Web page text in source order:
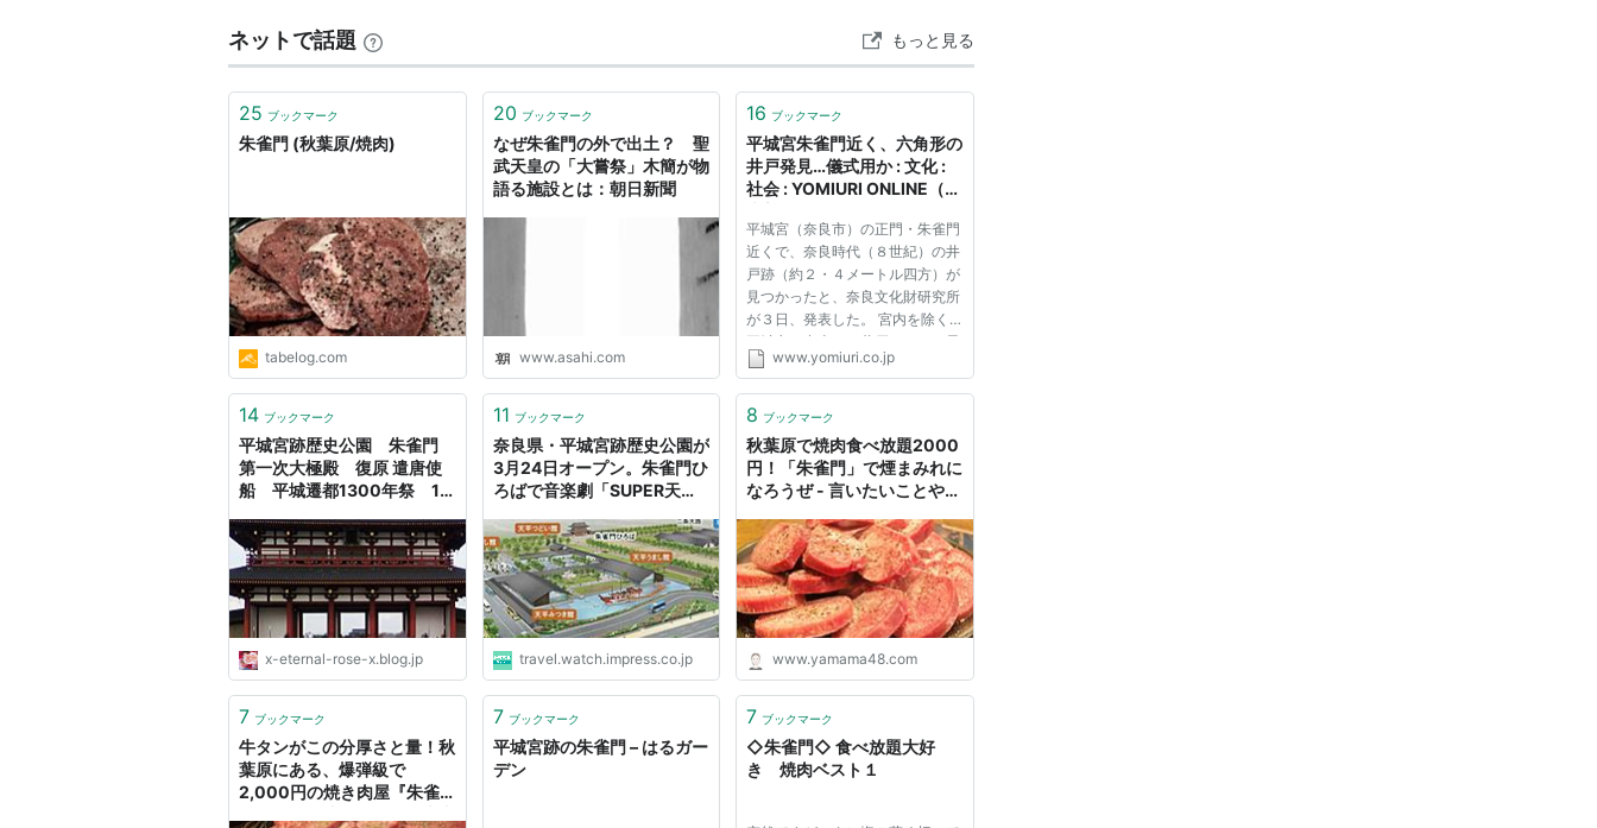
ネットで話題 もっと見る
25 ブックマーク
朱雀門 (秋葉原/焼肉)
tabelog.com
20 ブックマーク
なぜ朱雀門の外で出土？ 聖
武天皇の「大嘗祭」木簡が物
語る施設とは：朝日新聞
www.asahi.com
16 ブックマーク
平城宮朱雀門近く、六角形の
井戸発見…儀式用か : 文化 :
社会 : YOMIURI ONLINE（読
平城宮（奈良市）の正門・朱雀門
近くで、奈良時代（８世紀）の井
戸跡（約２・４メートル四方）が
見つかったと、奈良文化財研究所
が３日、発表した。 宮内を除く
平城京で出土した井戸としては最
大で、石を敷いて装飾する豪華な
場所にあり、平城宮に入る前、水
を使った儀式が行われていた可...
www.yomiuri.co.jp
14 ブックマーク
平城宮跡歴史公園 朱雀門
第一次大極殿 復原 遣唐使
船 平城遷都1300年祭 10
ローズ）
x-eternal-rose-x.blog.jp
11 ブックマーク
奈良県・平城宮跡歴史公園が
3月24日オープン。朱雀門ひ
ろばで音楽劇「SUPER天平
travel.watch.impress.co.jp
8 ブックマーク
秋葉原で焼肉食べ放題2000
円！「朱雀門」で煙まみれに
なろうぜ - 言いたいことやま
www.yamama48.com
7 ブックマーク
牛タンがこの分厚さと量！秋
葉原にある、爆弾級で
2,000円の焼き肉屋『朱雀
7 ブックマーク
平城宮跡の朱雀門 – はるガー
デン
7 ブックマーク
◇朱雀門◇ 食べ放題大好
き 焼肉ベスト１